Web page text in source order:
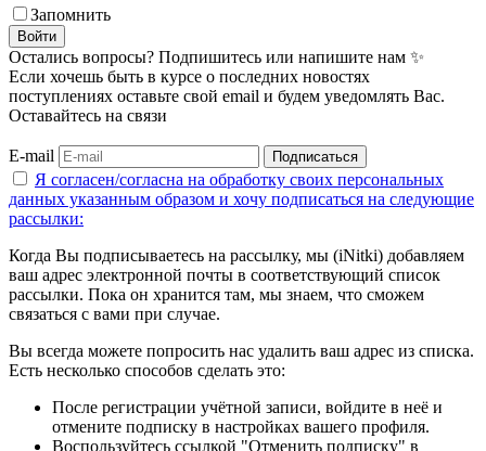
Запомнить
Войти
Остались вопросы? Подпишитесь или напишите нам ✨
Если хочешь быть в курсе о последних новостях
поступлениях оставьте свой email и будем уведомлять Вас.
Оставайтесь на связи
E-mail Подписаться
Я согласен/согласна на обработку своих персональных
данных указанным образом и хочу подписаться на следующие
рассылки:
Когда Вы подписываетесь на рассылку, мы (iNitki) добавляем
ваш адрес электронной почты в соответствующий список
рассылки. Пока он хранится там, мы знаем, что сможем
связаться с вами при случае.
Вы всегда можете попросить нас удалить ваш адрес из списка.
Есть несколько способов сделать это:
После регистрации учётной записи, войдите в неё и
отмените подписку в настройках вашего профиля.
Воспользуйтесь ссылкой "Отменить подписку" в